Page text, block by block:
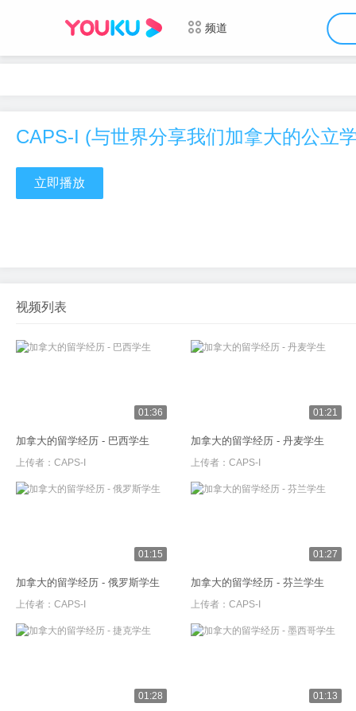
频道
CAPS-I (与世界分享我们加拿大的公立
立即播放
视频列表
01:36
加拿大的留学经历 - 巴西学生
上传者： CAPS-I
01:21
加拿大的留学经历 - 丹麦学生
上传者： CAPS-I
01:15
加拿大的留学经历 - 俄罗斯学生
上传者： CAPS-I
01:27
加拿大的留学经历 - 芬兰学生
上传者： CAPS-I
01:28 01:13